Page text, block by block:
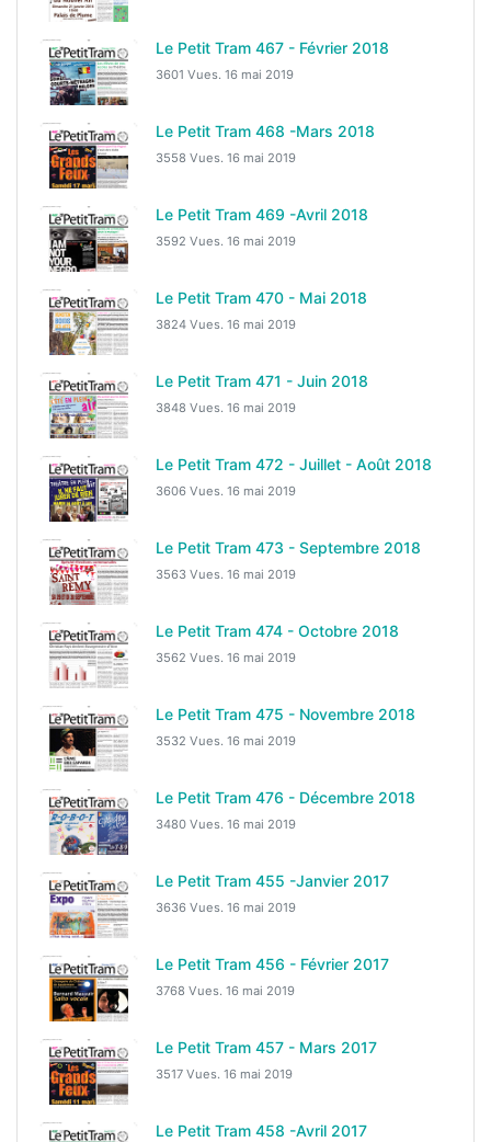
Le Petit Tram 467 - Février 2018
3601 Vues. 16 mai 2019
Le Petit Tram 468 -Mars 2018
3558 Vues. 16 mai 2019
Le Petit Tram 469 -Avril 2018
3592 Vues. 16 mai 2019
Le Petit Tram 470 - Mai 2018
3824 Vues. 16 mai 2019
Le Petit Tram 471 - Juin 2018
3848 Vues. 16 mai 2019
Le Petit Tram 472 - Juillet - Août 2018
3606 Vues. 16 mai 2019
Le Petit Tram 473 - Septembre 2018
3563 Vues. 16 mai 2019
Le Petit Tram 474 - Octobre 2018
3562 Vues. 16 mai 2019
Le Petit Tram 475 - Novembre 2018
3532 Vues. 16 mai 2019
Le Petit Tram 476 - Décembre 2018
3480 Vues. 16 mai 2019
Le Petit Tram 455 -Janvier 2017
3636 Vues. 16 mai 2019
Le Petit Tram 456 - Février 2017
3768 Vues. 16 mai 2019
Le Petit Tram 457 - Mars 2017
3517 Vues. 16 mai 2019
Le Petit Tram 458 -Avril 2017